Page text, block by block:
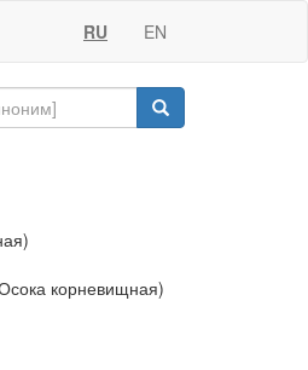
RU EN
корневищная)